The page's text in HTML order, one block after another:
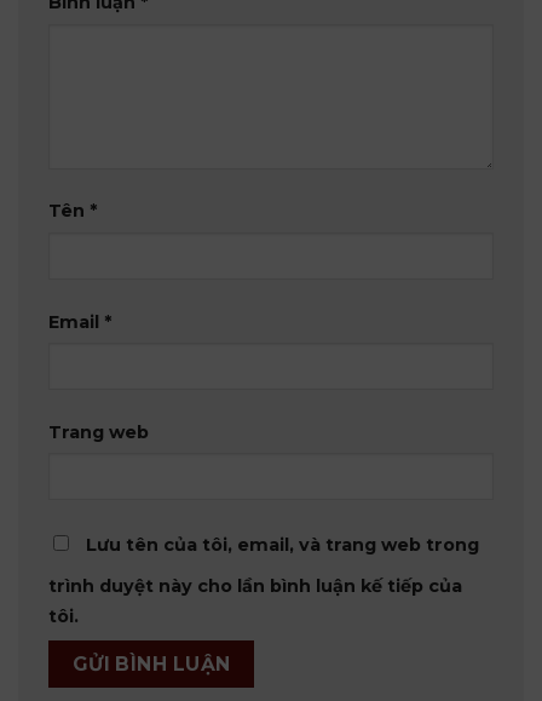
Tên *
Email *
Trang web
Lưu tên của tôi, email, và trang web trong
trình duyệt này cho lần bình luận kế tiếp của
tôi.